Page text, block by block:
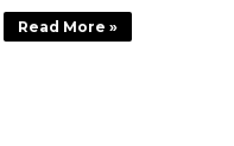
Read More »